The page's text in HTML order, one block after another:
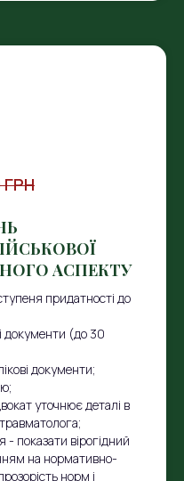
ГРН
АСПЕКТУ
придатності до
документи (до 30
документи;
уточнює деталі в
показати вірогідний
на нормативно-
норм і